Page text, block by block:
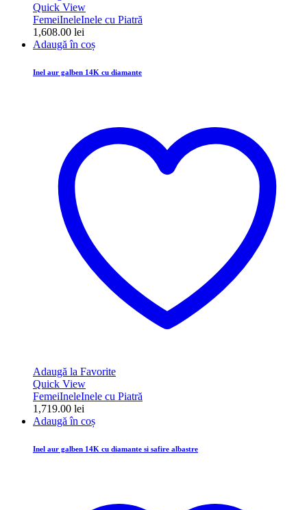
Quick View
FemeiIneleInele cu Piatră
1,608.00 lei
Adaugă în coș
Inel aur galben 14K cu diamante
Adaugă la Favorite
Quick View
FemeiIneleInele cu Piatră
1,719.00 lei
Adaugă în coș
Inel aur galben 14K cu diamante si safire albastre